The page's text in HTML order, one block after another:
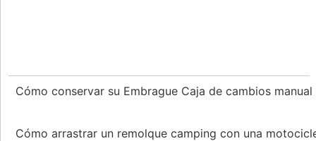
Cómo conservar su Embrague Caja de cambios manual
Cómo arrastrar un remolque camping con una